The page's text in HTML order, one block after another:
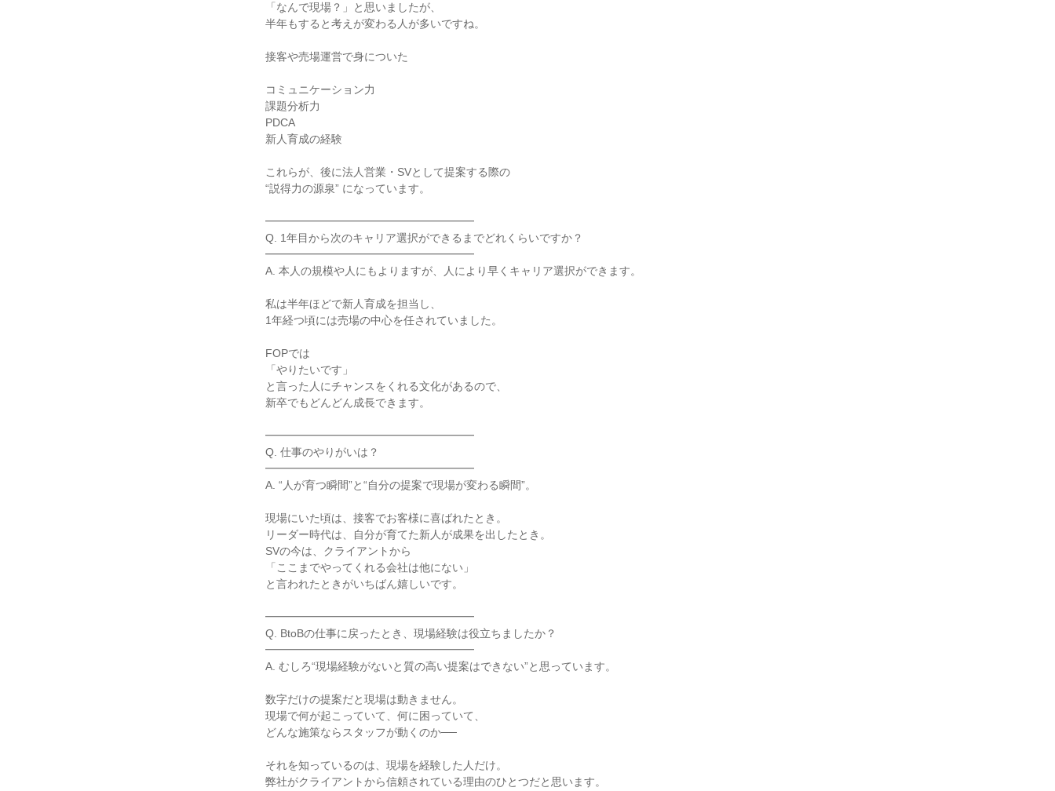
「なんで現場？」と思いましたが、
半年もすると考えが変わる人が多いですね。
接客や売場運営で身についた
コミュニケーション力
課題分析力
PDCA
新人育成の経験
これらが、後に法人営業・SVとして提案する際の
“説得力の源泉” になっています。
━━━━━━━━━━━━━━━━━━━
Q. 1年目から次のキャリア選択ができるまでどれくらいですか？
━━━━━━━━━━━━━━━━━━━
A. 本人の規模や人にもよりますが、人により早くキャリア選択ができます。
私は半年ほどで新人育成を担当し、
1年経つ頃には売場の中心を任されていました。
FOPでは
「やりたいです」
と言った人にチャンスをくれる文化があるので、
新卒でもどんどん成長できます。
━━━━━━━━━━━━━━━━━━━
Q. 仕事のやりがいは？
━━━━━━━━━━━━━━━━━━━
A. “人が育つ瞬間”と“自分の提案で現場が変わる瞬間”。
現場にいた頃は、接客でお客様に喜ばれたとき。
リーダー時代は、自分が育てた新人が成果を出したとき。
SVの今は、クライアントから
「ここまでやってくれる会社は他にない」
と言われたときがいちばん嬉しいです。
━━━━━━━━━━━━━━━━━━━
Q. BtoBの仕事に戻ったとき、現場経験は役立ちましたか？
━━━━━━━━━━━━━━━━━━━
A. むしろ“現場経験がないと質の高い提案はできない”と思っています。
数字だけの提案だと現場は動きません。
現場で何が起こっていて、何に困っていて、
どんな施策ならスタッフが動くのか──
それを知っているのは、現場を経験した人だけ。
弊社がクライアントから信頼されている理由のひとつだと思います。